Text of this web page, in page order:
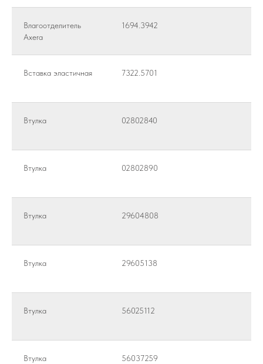
Влагоотделитель
Axera
1694.3942
Вставка эластичная 7322.5701
Втулка 02802840
Втулка 02802890
Втулка 29604808
Втулка 29605138
Втулка 56025112
Втулка 56037259